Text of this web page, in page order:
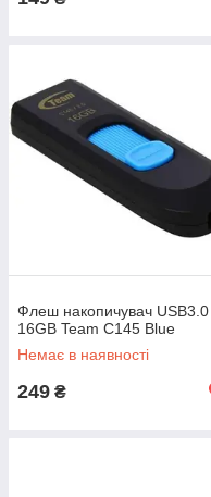
Флеш накопичувач USB3.0
16GB Team C145 Blue
Немає в наявності
249 ₴